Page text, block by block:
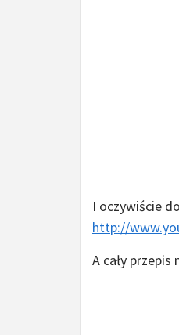
I oczywiście do
http://
A cały